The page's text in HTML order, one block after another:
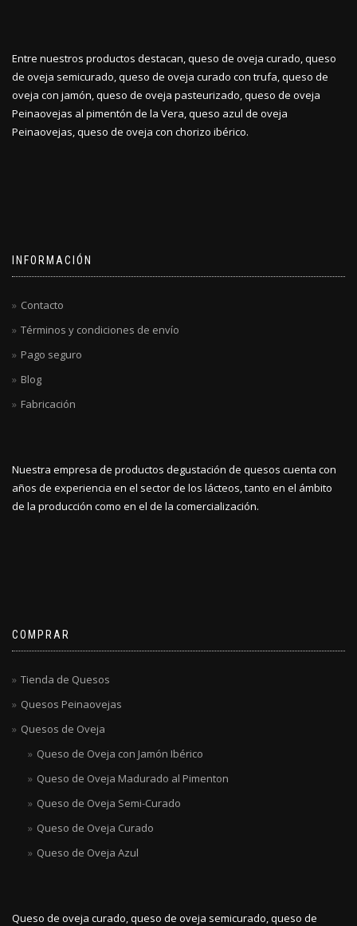
Entre nuestros productos destacan, queso de oveja curado, queso
de oveja semicurado, queso de oveja curado con trufa, queso de
oveja con jamón, queso de oveja pasteurizado, queso de oveja
Peinaovejas al pimentón de la Vera, queso azul de oveja
Peinaovejas, queso de oveja con chorizo ibérico.
INFORMACIÓN
Contacto
Términos y condiciones de envío
Pago seguro
Blog
Fabricación
Nuestra empresa de productos degustación de quesos cuenta con
años de experiencia en el sector de los lácteos, tanto en el ámbito
de la producción como en el de la comercialización.
COMPRAR
Tienda de Quesos
Quesos Peinaovejas
Quesos de Oveja
Queso de Oveja con Jamón Ibérico
Queso de Oveja Madurado al Pimenton
Queso de Oveja Semi-Curado
Queso de Oveja Curado
Queso de Oveja Azul
Queso de oveja curado, queso de oveja semicurado, queso de